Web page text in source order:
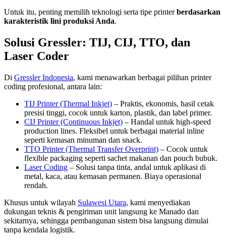
Untuk itu, penting memilih teknologi serta tipe printerberdasarkan
karakteristik lini produksi Anda.
Solusi Gressler: TIJ, CIJ, TTO, dan
Laser Coder
Di Gressler Indonesia, kami menawarkan berbagai pilihan printer
coding profesional, antara lain:
TIJ Printer (Thermal Inkjet) – Praktis, ekonomis, hasil cetak
presisi tinggi, cocok untuk karton, plastik, dan label primer.
CIJ Printer (Continuous Inkjet) – Handal untuk high-speed
production lines. Fleksibel untuk berbagai material inline
seperti kemasan minuman dan snack.
TTO Printer (Thermal Transfer Overprint) – Cocok untuk
flexible packaging seperti sachet makanan dan pouch bubuk.
Laser Coding – Solusi tanpa tinta, andal untuk aplikasi di
metal, kaca, atau kemasan permanen. Biaya operasional
rendah.
Khusus untuk wilayah Sulawesi Utara, kami menyediakan
dukungan teknis & pengiriman unit langsung ke Manado dan
sekitarnya, sehingga pembangunan sistem bisa langsung dimulai
tanpa kendala logistik.